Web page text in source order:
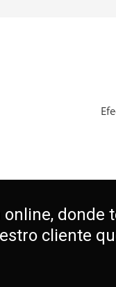
online, donde
cliente